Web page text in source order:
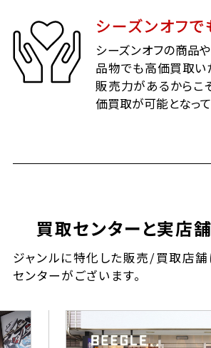
シーズンオフ
シーズンオフの商品
品物でも高価買取い
販売力があるからこ
価買取が可能となって
買取センターと実店
ジャンルに特化した販売/買取店舗
センターがございます。